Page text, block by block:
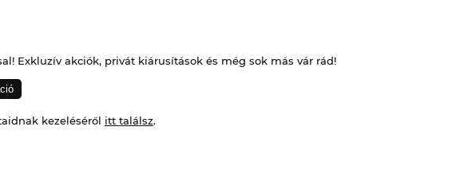
Exkluzív akciók, privát kiárusítások és még sok más vár rád!
kezeléséről itt találsz.